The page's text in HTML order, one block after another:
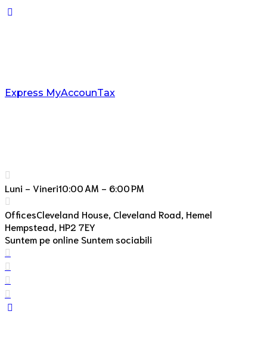
Express MyAccounTax
Luni - Vineri10:00 AM - 6:00 PM
OfficesCleveland House, Cleveland Road, Hemel
Hempstead, HP2 7EY
Suntem pe online Suntem sociabili